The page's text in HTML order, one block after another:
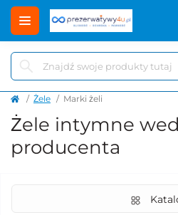
Żele Marki żeli
Żele intymne
producenta